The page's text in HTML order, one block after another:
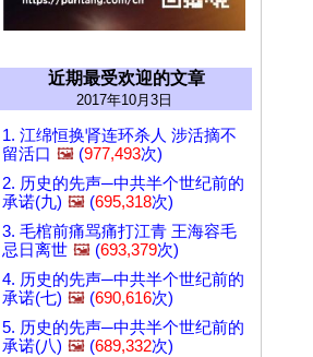
近期最受欢迎的文章
2017年10月3日
1. 江绵恒换肾连环杀人 涉活摘不
留活口 🖼️ (977,493次)
2. 历史的先声─中共半个世纪前的
承诺(九) 🖼️ (695,318次)
3. 毛棺前痛骂痛打江青 王海容毛
忌日离世 🖼️ (693,379次)
4. 历史的先声─中共半个世纪前的
承诺(七) 🖼️ (690,616次)
5. 历史的先声─中共半个世纪前的
承诺(八) 🖼️ (689,332次)